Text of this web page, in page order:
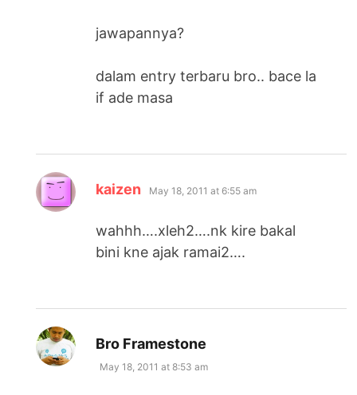
jawapannya?
dalam entry terbaru bro.. bace la
if ade masa
kaizen says:
May 18, 2011 at 6:55 am
wahhh….xleh2….nk kire bakal
bini kne ajak ramai2….
Bro Framestone
May 18, 2011 at 8:53 am